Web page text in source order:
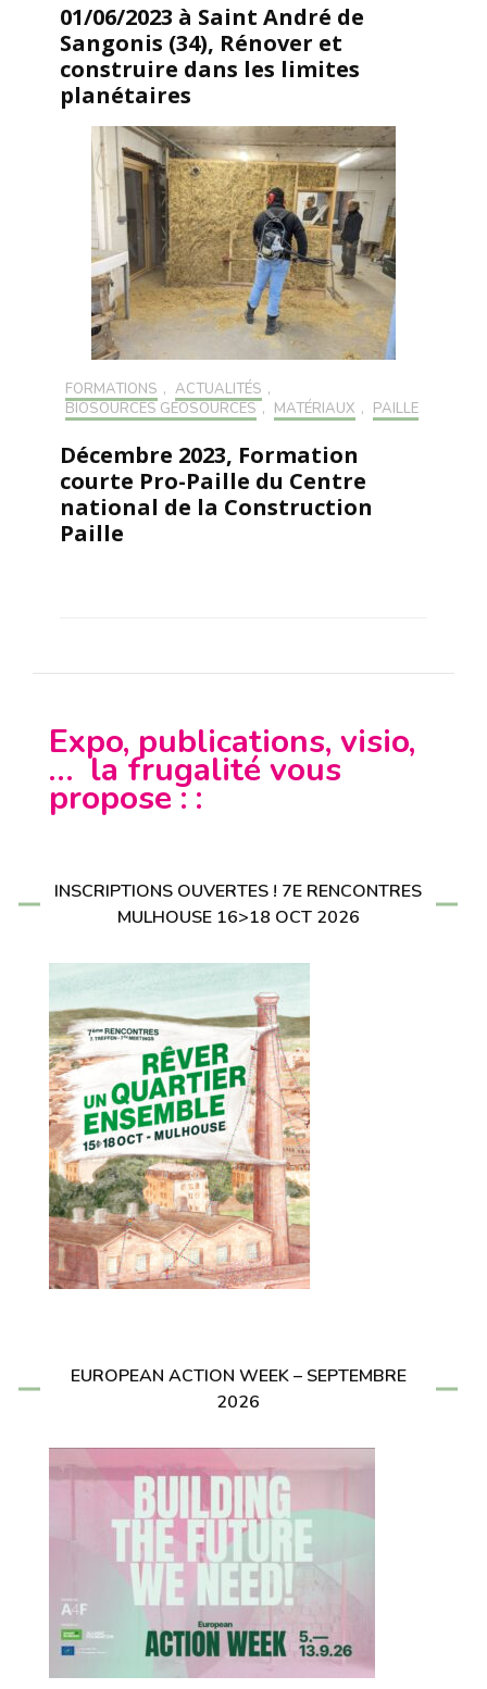
01/06/2023 à Saint André de
Sangonis (34), Rénover et
construire dans les limites
planétaires
FORMATIONS , ACTUALITÉS ,
BIOSOURCÉS GÉOSOURCÉS , MATÉRIAUX , PAILLE
Décembre 2023, Formation
courte Pro-Paille du Centre
national de la Construction
Paille
Expo, publications, visio,
… la frugalité vous
propose : :
INSCRIPTIONS OUVERTES ! 7E RENCONTRES
MULHOUSE 16>18 OCT 2026
EUROPEAN ACTION WEEK – SEPTEMBRE
2026